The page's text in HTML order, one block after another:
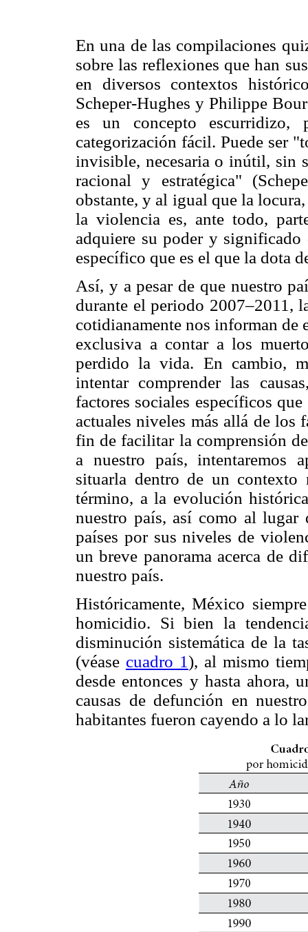
En una de las compilaciones
sobre las reflexiones que han
en diversos contextos
Scheper-Hughes y Philippe
es un concepto
categorización fácil. Puede ser
invisible, necesaria o inútil, sin
racional y estratégica"
obstante, y al igual que la
la violencia es, ante todo,
adquiere su poder y
específico que es el que la dota
Así, y a pesar de que nuestro
durante el periodo 2007–2011,
cotidianamente nos informan de
exclusiva a contar a los
perdido la vida. En cambio,
intentar comprender las
factores sociales específicos
actuales niveles más allá de los
fin de facilitar la comprensión
a nuestro país, intentaremos
situarla dentro de un contexto
término, a la evolución
nuestro país, así como al
países por sus niveles de
un breve panorama acerca de
nuestro país.
Históricamente, México
homicidio. Si bien la
disminución sistemática de la
(véase cuadro 1), al mismo
desde entonces y hasta ahora,
causas de defunción en
habitantes fueron cayendo a lo